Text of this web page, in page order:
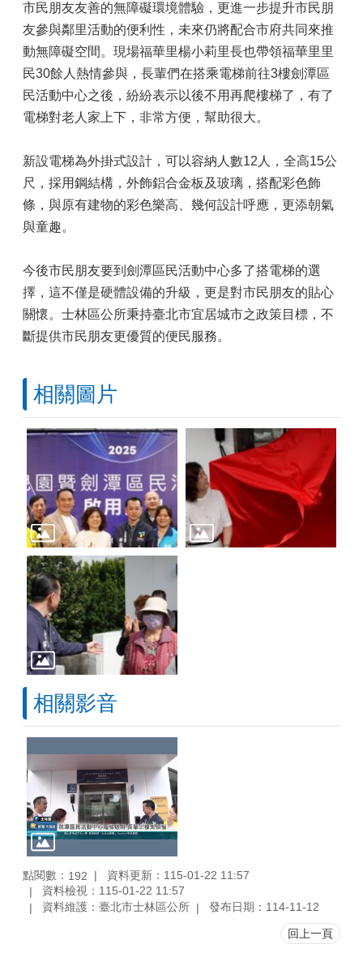
市民朋友友善的無障礙環境體驗，更進一步提升市民朋
友參與鄰里活動的便利性，未來仍將配合市府共同來推
動無障礙空間。現場福華里楊小莉里長也帶領福華里里
民30餘人熱情參與，長輩們在搭乘電梯前往3樓劍潭區
民活動中心之後，紛紛表示以後不用再爬樓梯了，有了
電梯對老人家上下，非常方便，幫助很大。
新設電梯為外掛式設計，可以容納人數12人，全高15公
尺，採用鋼結構，外飾鋁合金板及玻璃，搭配彩色飾
條，與原有建物的彩色樂高、幾何設計呼應，更添朝氣
與童趣。
今後市民朋友要到劍潭區民活動中心多了搭電梯的選
擇，這不僅是硬體設備的升級，更是對市民朋友的貼心
關懷。士林區公所秉持臺北市宜居城市之政策目標，不
斷提供市民朋友更優質的便民服務。
相關圖片
相關影音
點閱數： 192
資料更新：115-01-22 11:57
資料檢視：115-01-22 11:57
資料維護：臺北市士林區公所
發布日期：114-11-12
回上一頁